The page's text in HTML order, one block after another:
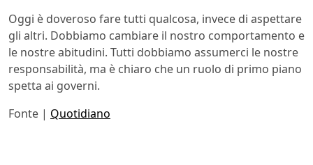
Oggi è doveroso fare tutti qualcosa, invece di aspettare
gli altri. Dobbiamo cambiare il nostro comportamento e
le nostre abitudini. Tutti dobbiamo assumerci le nostre
responsabilità, ma è chiaro che un ruolo di primo piano
spetta ai governi.
Fonte | Quotidiano